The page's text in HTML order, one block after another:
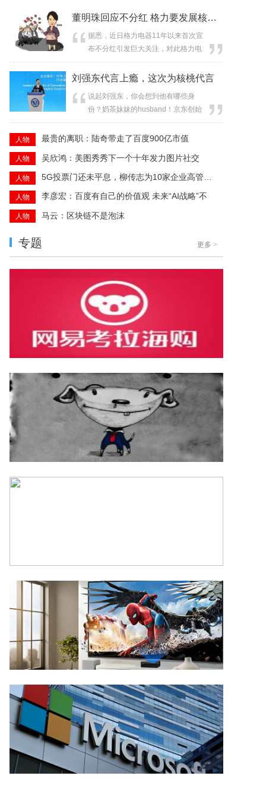
董明珠回应不分红 格力要发展核心技术
据悉，近日格力电器11年以来首次宣
布不分红引发巨大关注，对此格力电
器董事长董明珠在接受央视财经专访
时进行了...
刘强东代言上瘾，这次为核桃代言
说起刘强东，你会想到他有哪些身
份？奶茶妹妹的husband！京东创始
人兼CEO ！...
人物 最贵的离职：陆奇带走了百度900亿市值
人物 吴欣鸿：美图秀秀下一个十年发力图片社交
人物
人物 李彦宏：百度有自己的价值观 未来“AI战略”不
人物 马云：区块链不是泡沫
专题 更多 >